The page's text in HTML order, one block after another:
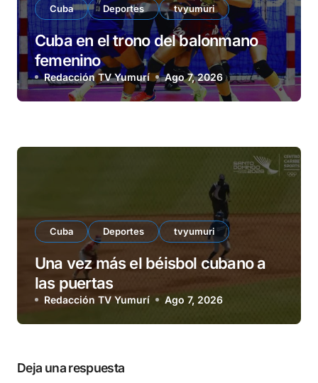
Cuba Deportes tvyumuri
Cuba en el trono del balonmano
femenino
Redacción TV Yumurí Ago 7, 2026
Cuba Deportes tvyumuri
Una vez más el béisbol cubano a
las puertas
Redacción TV Yumurí Ago 7, 2026
Deja una respuesta